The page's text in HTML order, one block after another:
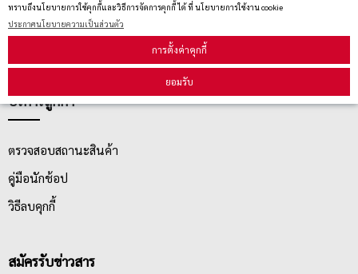
ทราบถึงนโยบายการใช้คุกกี้และวิธีการจัดการคุกกี้ ได้ ที่ นโยบายการใช้งาน cookie
ประกาศนโยบายความเป็นส่วนตัว
การตั้งค่าคุกกี้
ยอมรับ
นโยบายการจัดส่ง
นโยบายการเปลี่ยน/คืน สินค้า
บริการลูกค้า
ตรวจสอบสถานะสินค้า
คู่มือนักช้อป
วิธีลบคุกกี้
สมัครรับข่าวสาร